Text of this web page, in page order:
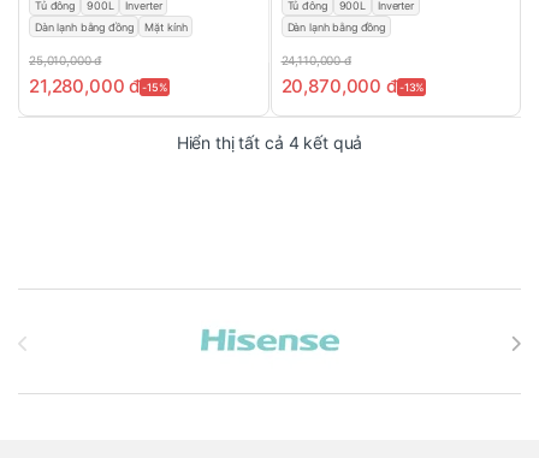
Tủ đông 900L
Inverter
Dàn lạnh bằng đồng
Mặt kính
25,010,000đ
21,280,000đ-15%
Tủ đông 900L
Inverter
Dàn lạnh bằng đồng
24,110,000đ
20,870,000 đ-13%
Hiển thị tất cả 4 kết quả